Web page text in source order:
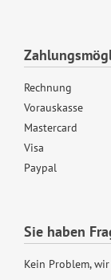
Rechnung
Vorauskasse
Mastercard
Visa
Paypal
Sie haben
Kein Problem,